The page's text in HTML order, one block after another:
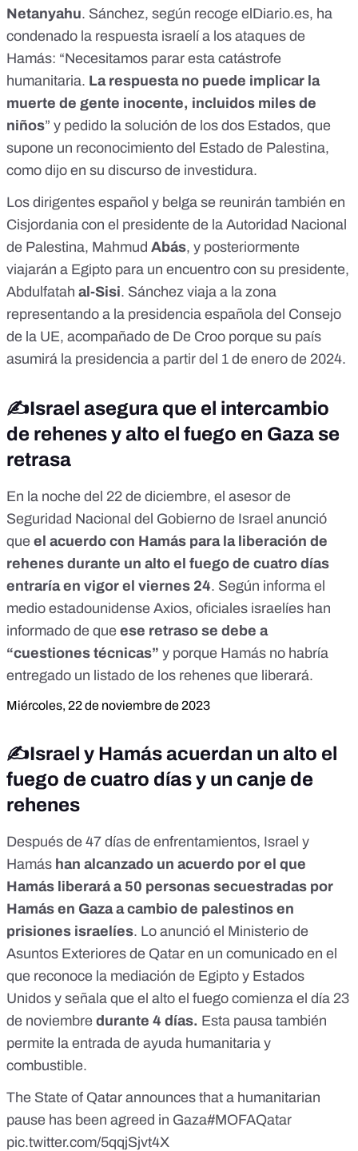
Netanyahu. Sánchez, según recoge elDiario.es, ha
condenado la respuesta israelí a los ataques de
Hamás: “Necesitamos parar esta catástrofe
humanitaria. La respuesta no puede implicar la
muerte de gente inocente, incluidos miles de
niños” y pedido la solución de los dos Estados, que
supone un reconocimiento del Estado de Palestina,
como dijo en su discurso de investidura.
Los dirigentes español y belga se reunirán también en
Cisjordania con el presidente de la Autoridad Nacional
de Palestina, Mahmud Abás, y posteriormente
viajarán a Egipto para un encuentro con su presidente,
Abdulfatah al-Sisi. Sánchez viaja a la zona
representando a la presidencia española del Consejo
de la UE, acompañado de De Croo porque su país
asumirá la presidencia a partir del 1 de enero de 2024.
✍️Israel asegura que el intercambio
de rehenes y alto el fuego en Gaza se
retrasa
En la noche del 22 de diciembre, el asesor de
Seguridad Nacional del Gobierno de Israel anunció
que el acuerdo con Hamás para la liberación de
rehenes durante un alto el fuego de cuatro días
entraría en vigor el viernes 24. Según informa el
medio estadounidense Axios, oficiales israelíes han
informado de que ese retraso se debe a
“cuestiones técnicas” y porque Hamás no habría
entregado un listado de los rehenes que liberará.
Miércoles, 22 de noviembre de 2023
✍️Israel y Hamás acuerdan un alto el
fuego de cuatro días y un canje de
rehenes
Después de 47 días de enfrentamientos, Israel y
Hamás han alcanzado un acuerdo por el que
Hamás liberará a 50 personas secuestradas por
Hamás en Gaza a cambio de palestinos en
prisiones israelíes. Lo anunció el Ministerio de
Asuntos Exteriores de Qatar en un comunicado en el
que reconoce la mediación de Egipto y Estados
Unidos y señala que el alto el fuego comienza el día 23
de noviembre durante 4 días. Esta pausa también
permite la entrada de ayuda humanitaria y
combustible.
The State of Qatar announces that a humanitarian
pause has been agreed in Gaza#MOFAQatar
pic.twitter.com/5qqjSjvt4X